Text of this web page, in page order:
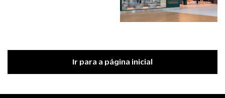
Ir para a página inicial